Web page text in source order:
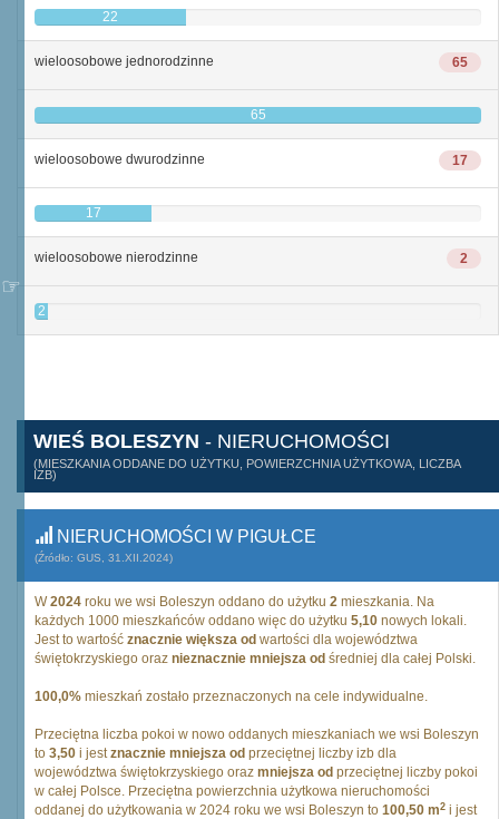
22
65
wieloosobowe jednorodzinne
65
17
wieloosobowe dwurodzinne
17
2
wieloosobowe nierodzinne
2
WIEŚ BOLESZYN - NIERUCHOMOŚCI
(MIESZKANIA ODDANE DO UŻYTKU, POWIERZCHNIA UŻYTKOWA, LICZBA
IZB)
NIERUCHOMOŚCI W PIGUŁCE
(Źródło: GUS, 31.XII.2024)
W2024 roku we wsi Boleszyn oddano do użytku 2 mieszkania. Na
każdych 1000 mieszkańców oddano więc do użytku 5,10 nowych lokali.
Jest to wartość znacznie większa od wartości dla województwa
świętokrzyskiego oraz nieznacznie mniejsza od średniej dla całej Polski.
100,0% mieszkań zostało przeznaczonych na cele indywidualne.
Przeciętna liczba pokoi w nowo oddanych mieszkaniach we wsi Boleszyn
to 3,50 i jestznacznie mniejsza od przeciętnej liczby izb dla
województwa świętokrzyskiego oraz mniejsza od przeciętnej liczby pokoi
w całej Polsce. Przeciętna powierzchnia użytkowa nieruchomości
oddanej do użytkowania w 2024 roku we wsi Boleszyn to 100,50 m2 i jest